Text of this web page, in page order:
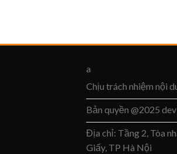
a
Chịu trách nhiệm nội
Bản quyền @2025
Địa chỉ: Tầng 2, Tòa
Giấy, TP Hà Nội